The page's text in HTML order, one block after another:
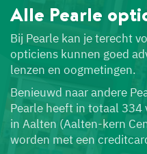
Alle Pearle
Bij Pearle kan je terecht
opticiens kunnen goed
lenzen en oogmetingen.
Benieuwd naar andere
Pearle heeft in totaal 334
in Aalten (Aalten-kern
worden met een